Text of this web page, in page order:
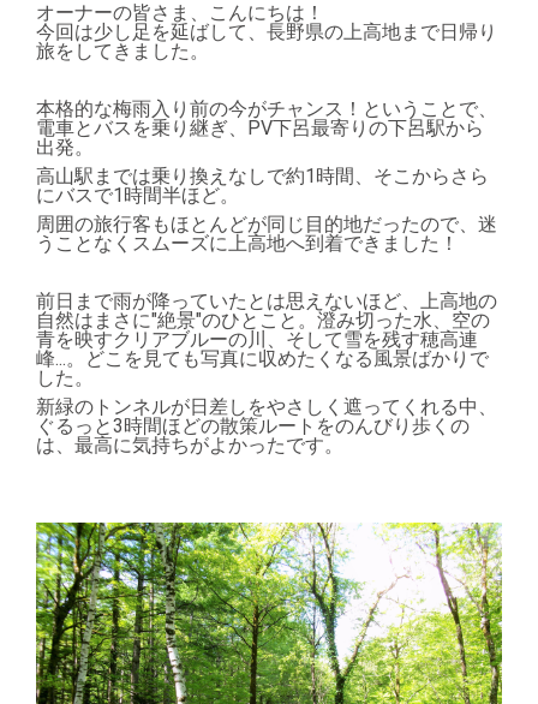
オーナーの皆さま、こんにちは！
今回は少し足を延ばして、長野県の上高地まで日帰り
旅をしてきました。
本格的な梅雨入り前の今がチャンス！ということで、
電車とバスを乗り継ぎ、PV下呂最寄りの下呂駅から
出発。
高山駅までは乗り換えなしで約1時間、そこからさら
にバスで1時間半ほど。
周囲の旅行客もほとんどが同じ目的地だったので、迷
うことなくスムーズに上高地へ到着できました！
前日まで雨が降っていたとは思えないほど、上高地の
自然はまさに"絶景"のひとこと。澄み切った水、空の
青を映すクリアブルーの川、そして雪を残す穂高連
峰...。どこを見ても写真に収めたくなる風景ばかりで
した。
新緑のトンネルが日差しをやさしく遮ってくれる中、
ぐるっと3時間ほどの散策ルートをのんびり歩くの
は、最高に気持ちがよかったです。